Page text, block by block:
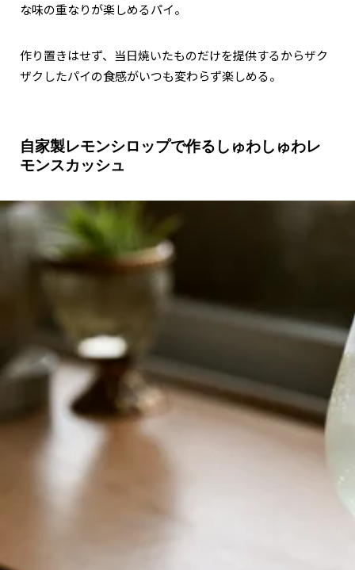
な味の重なりが楽しめるパイ。
作り置きはせず、当日焼いたものだけを提供するからザク
ザクしたパイの食感がいつも変わらず楽しめる。
自家製レモンシロップで作るしゅわしゅわレ
モンスカッシュ